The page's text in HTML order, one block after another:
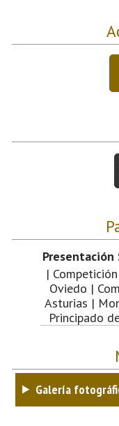
|
Oviedo |
Asturias |
Principado
Galería